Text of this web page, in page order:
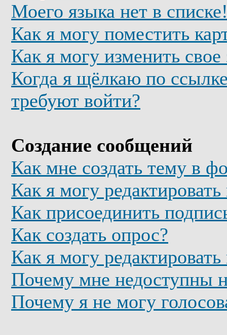
Моего языка нет в
Как я могу поместить
Как я могу изменить свое
Когда я щёлкаю по
требуют войти?
Создание сообщений
Как мне создать тему в
Как я могу
Как присоединить
Как создать опрос?
Как я могу
Почему мне недоступны
Почему я не могу